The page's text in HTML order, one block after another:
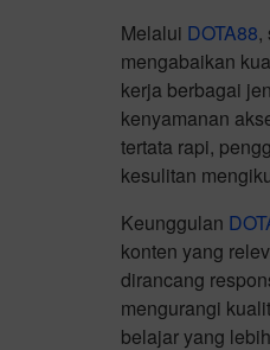
Melalui DOTA88,
mengabaikan
kerja berbagai
kenyamanan
tertata rapi,
kesulitan
Keunggulan
konten yang
dirancang
mengurangi
belajar yang